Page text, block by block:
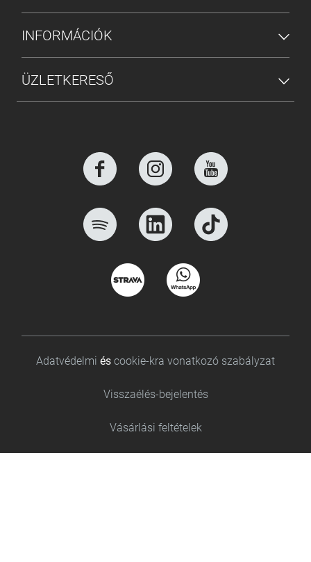
INFORMÁCIÓK
ÜZLETKERESŐ
Footer bottom
Adatvédelmi és cookie-kra vonatkozó szabályzat
Visszaélés-bejelentés
Vásárlási feltételek